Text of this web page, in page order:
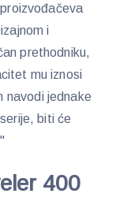
i
prethodniku,
mu iznosi
navodi jednake
biti će
400